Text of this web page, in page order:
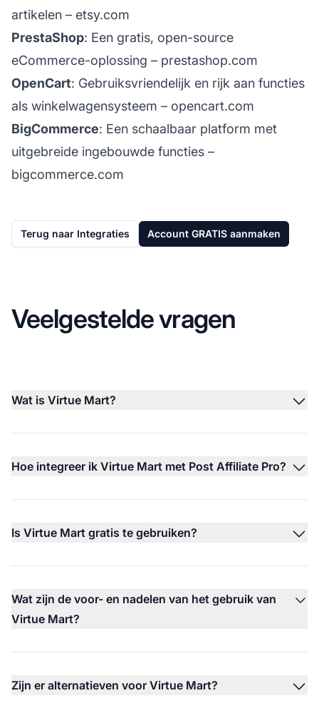
artikelen – etsy.com
PrestaShop: Een gratis, open-source
eCommerce-oplossing – prestashop.com
OpenCart: Gebruiksvriendelijk en rijk aan functies
als winkelwagensysteem – opencart.com
BigCommerce: Een schaalbaar platform met
uitgebreide ingebouwde functies –
bigcommerce.com
Terug naar Integraties Account GRATIS aanmaken
Veelgestelde vragen
Wat is Virtue Mart?
Hoe integreer ik Virtue Mart met Post Affiliate Pro?
Is Virtue Mart gratis te gebruiken?
Wat zijn de voor- en nadelen van het gebruik van
Virtue Mart?
Zijn er alternatieven voor Virtue Mart?